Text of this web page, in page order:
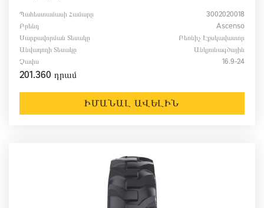
Պահեստամասի Համարը
3002020018
Բրենդ
Ascenso
Սարքավորման Տեսակը
Բեռնիչ Էքսկավատոր
Անվադողի Տեսակը
Անկյունագծային
Չափս
16.9-24
201.360 դրամ
ԻՄԱՆԱԼ ԱՎԵԼԻՆ